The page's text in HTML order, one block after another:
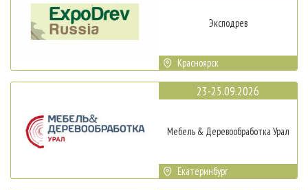
Эксподрев
Красноярск
23-25.09.2026
Мебель & Деревообработка Урал
Екатеринбург